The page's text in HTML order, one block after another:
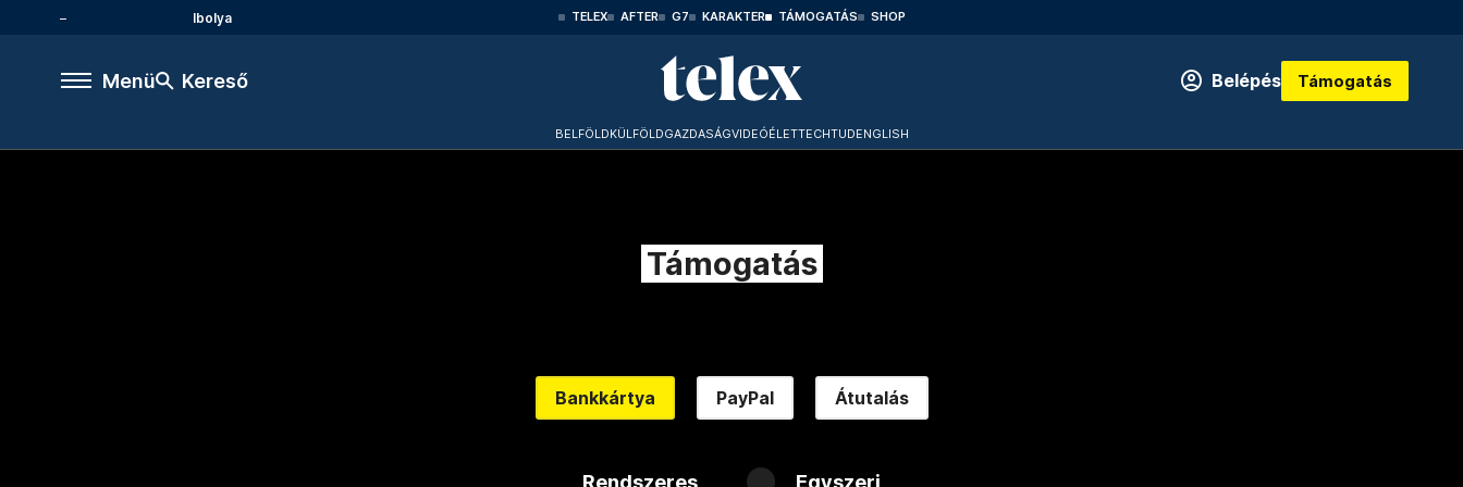
Ibolya TELEX AFTER G7 KARAKTER TÁMOGATÁS SHOP
Menü Kereső Belépés Támogatás
BELFÖLDKÜLFÖLDGAZDASÁGVIDEÓÉLETTECHTUDENGLISH
Támogatás
Bankkártya PayPal Átutalás
Rendszeres Egyszeri